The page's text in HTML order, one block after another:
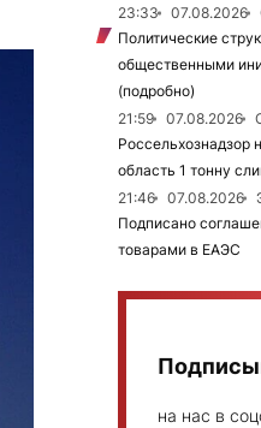
23:33
07.08.2026
Политические
общественными
(подробно)
21:59
07.08.2026
Россельхознадзор
область 1 тонну
21:46
07.08.2026
Подписано
товарами в ЕАЭС
на нас в